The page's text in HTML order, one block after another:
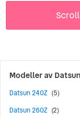
Modeller av Datsun
Datsun 240Z (5)
Datsun 260Z (2)